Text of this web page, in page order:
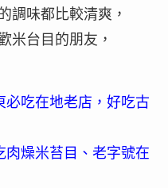
調味都比較清爽，
米台目的朋友，
必吃在地老店，好吃古
肉燥米苔目、老字號在